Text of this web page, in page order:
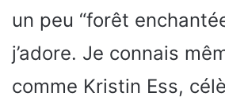
un peu “forêt
j’adore. Je connais
comme Kristin Ess,